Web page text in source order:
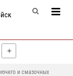
и смазочных